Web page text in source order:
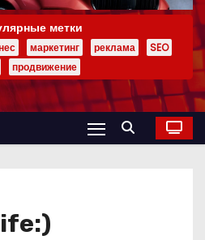
метки
маркетинг реклама
SEO
продвижение